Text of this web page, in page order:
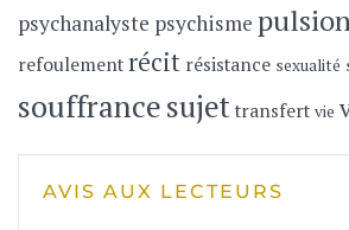
psychanalyste psychisme
refoulementrécit résistance sexualité
souffrancesujettransfert vie
AVIS AUX LECTEURS